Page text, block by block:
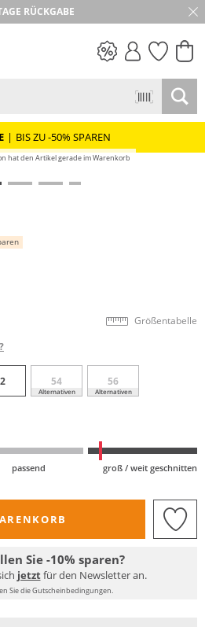
RÜCKGABE
| BIS ZU -50% SPAREN
hat den Artikel gerade im Warenkorb
Größentabelle
54
Alternativen
56
Alternativen
passend groß / weit geschnitten
Sie -10% sparen?
jetztfür den Newsletter an.
Sie die Gutscheinbedingungen.